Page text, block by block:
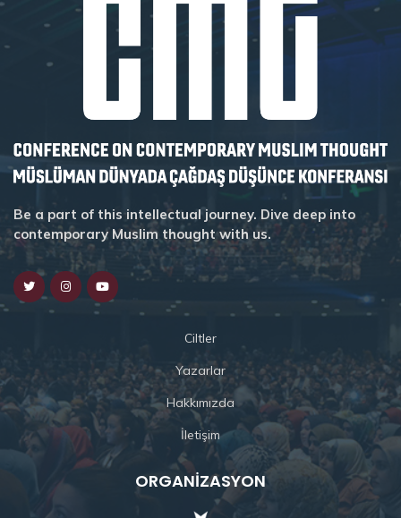
Be a part of this intellectual journey. Dive deep into
contemporary Muslim thought with us.
Ciltler
Yazarlar
Hakkımızda
İletişim
ORGANIZASYON